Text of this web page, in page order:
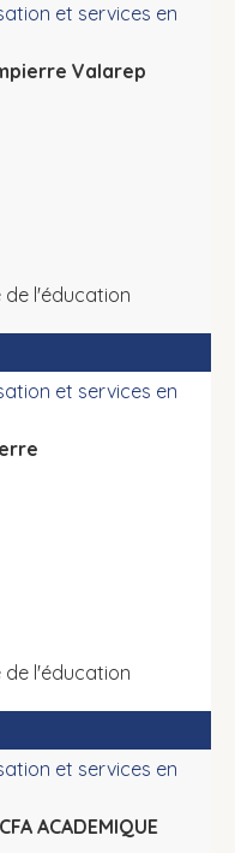
et services en
Valarep
de l'éducation
et services en
de l'éducation
et services en
ACADEMIQUE